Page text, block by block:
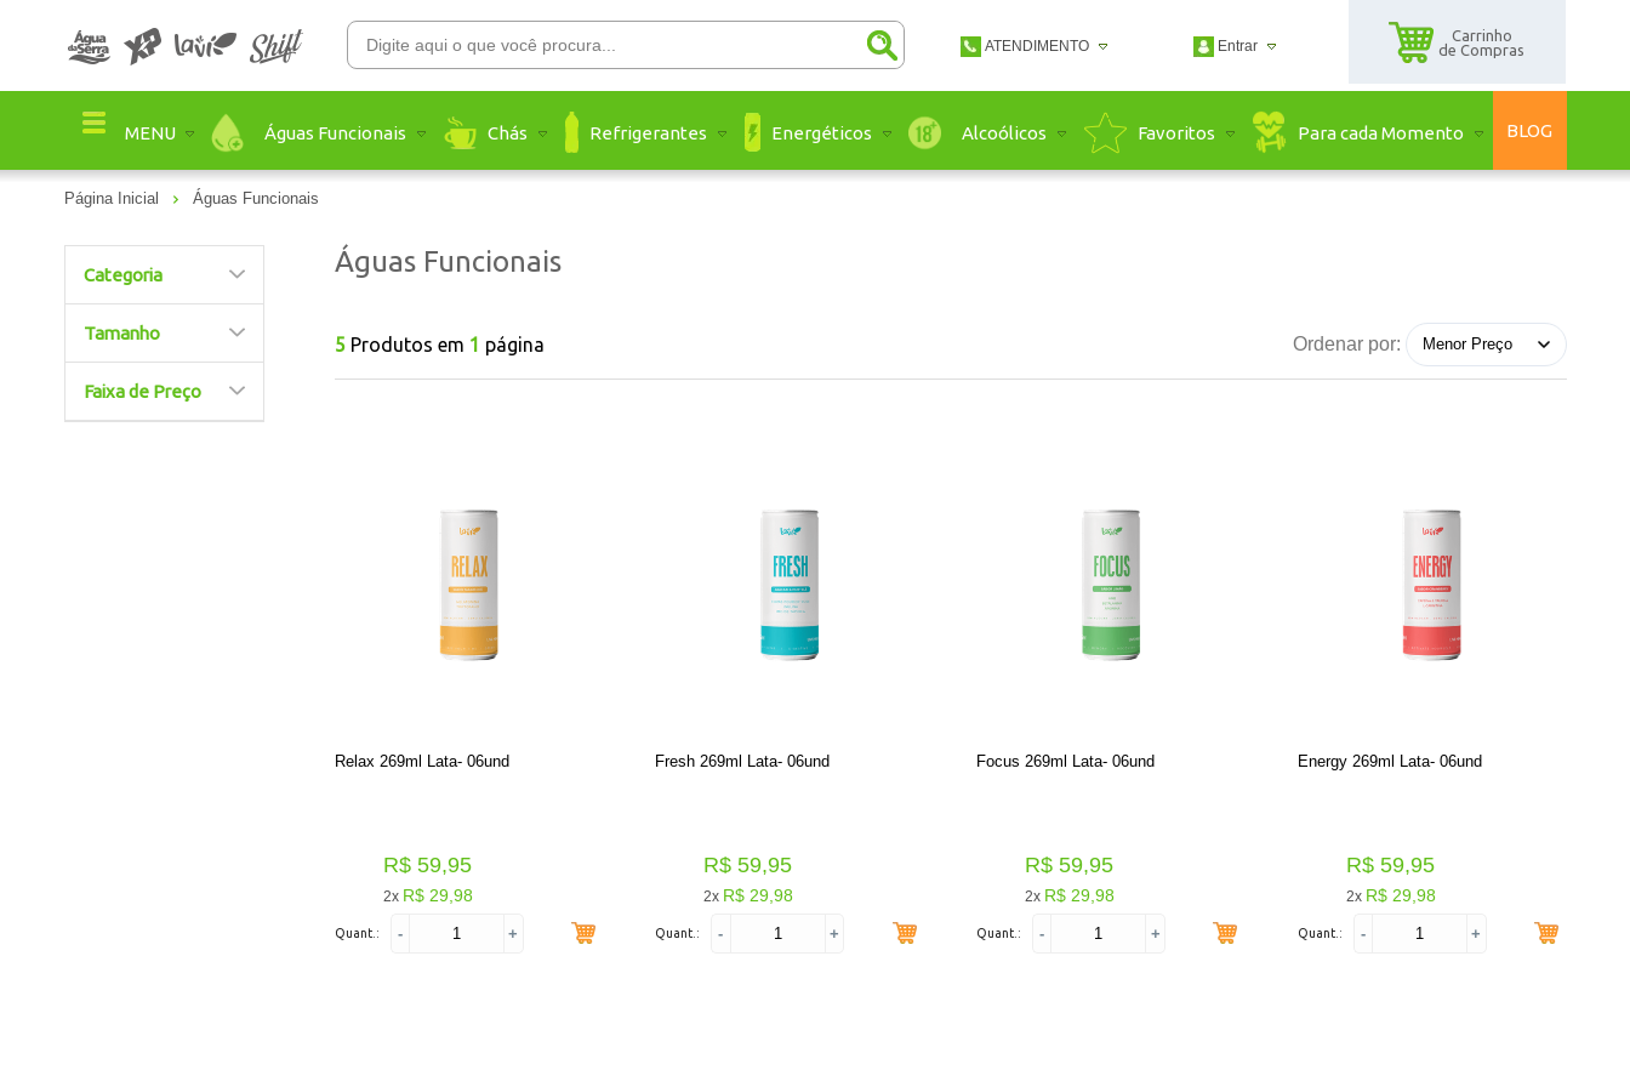
ATENDIMENTO
(48) 3651 2500
Entrar
Carrinho
de Compras
MENU Águas Funcionais Chás Refrigerantes Energéticos Alcoólicos Favoritos Para cada Momento BLOG
Página Inicial Águas Funcionais
Categoria
Tamanho
Faixa de Preço
Águas Funcionais
5 Produtos em 1 página Ordenar por:
Relax 269ml Lata- 06und
R$ 59,95
2x R$ 29,98
Quant.: - +
Fresh 269ml Lata- 06und
R$ 59,95
2x R$ 29,98
Quant.: - +
Focus 269ml Lata- 06und
R$ 59,95
2x R$ 29,98
Quant.: - +
Energy 269ml Lata- 06und
R$ 59,95
2x R$ 29,98
Quant.: - +